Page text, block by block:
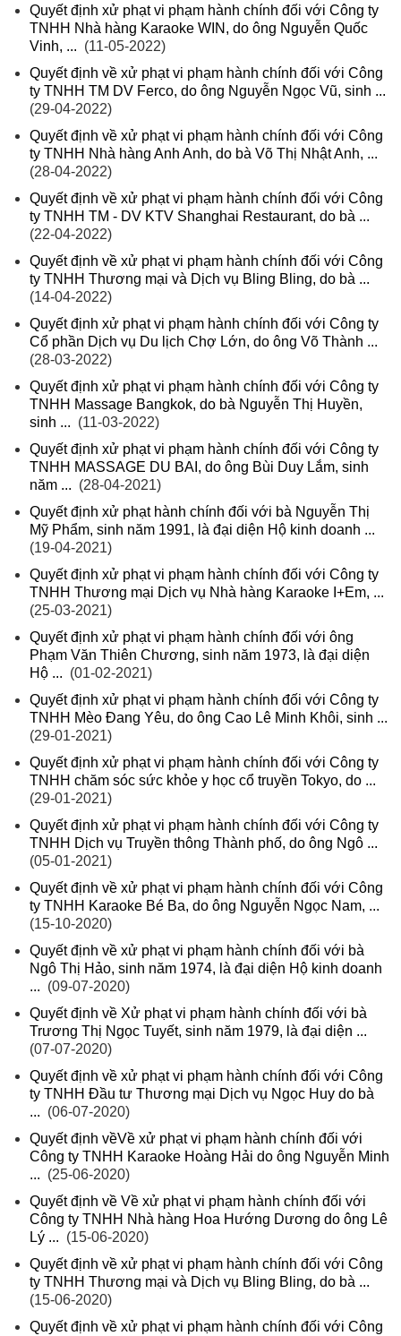
Quyết định xử phạt vi phạm hành chính đối với Công ty
TNHH Nhà hàng Karaoke WIN, do ông Nguyễn Quốc
Vinh, ... (11-05-2022)
Quyết định về xử phạt vi phạm hành chính đối với Công
ty TNHH TM DV Ferco, do ông Nguyễn Ngọc Vũ, sinh ...
(29-04-2022)
Quyết định về xử phạt vi phạm hành chính đối với Công
ty TNHH Nhà hàng Anh Anh, do bà Võ Thị Nhật Anh, ...
(28-04-2022)
Quyết định về xử phạt vi phạm hành chính đối với Công
ty TNHH TM - DV KTV Shanghai Restaurant, do bà ...
(22-04-2022)
Quyết định về xử phạt vi phạm hành chính đối với Công
ty TNHH Thương mại và Dịch vụ Bling Bling, do bà ...
(14-04-2022)
Quyết định xử phạt vi phạm hành chính đối với Công ty
Cổ phần Dịch vụ Du lịch Chợ Lớn, do ông Võ Thành ...
(28-03-2022)
Quyết định xử phạt vi phạm hành chính đối với Công ty
TNHH Massage Bangkok, do bà Nguyễn Thị Huyền,
sinh ... (11-03-2022)
Quyết định xử phạt vi phạm hành chính đối với Công ty
TNHH MASSAGE DU BAI, do ông Bùi Duy Lắm, sinh
năm ... (28-04-2021)
Quyết định xử phạt hành chính đối với bà Nguyễn Thị
Mỹ Phẩm, sinh năm 1991, là đại diện Hộ kinh doanh ...
(19-04-2021)
Quyết định xử phạt vi phạm hành chính đối với Công ty
TNHH Thương mại Dịch vụ Nhà hàng Karaoke I+Em, ...
(25-03-2021)
Quyết định xử phạt vi phạm hành chính đối với ông
Phạm Văn Thiên Chương, sinh năm 1973, là đại diện
Hộ ... (01-02-2021)
Quyết định xử phạt vi phạm hành chính đối với Công ty
TNHH Mèo Đang Yêu, do ông Cao Lê Minh Khôi, sinh ...
(29-01-2021)
Quyết định xử phạt vi phạm hành chính đối với Công ty
TNHH chăm sóc sức khỏe y học cổ truyền Tokyo, do ...
(29-01-2021)
Quyết định xử phạt vi phạm hành chính đối với Công ty
TNHH Dịch vụ Truyền thông Thành phố, do ông Ngô ...
(05-01-2021)
Quyết định về xử phạt vi phạm hành chính đối với Công
ty TNHH Karaoke Bé Ba, do ông Nguyễn Ngọc Nam, ...
(15-10-2020)
Quyết định về xử phạt vi phạm hành chính đối với bà
Ngô Thị Hảo, sinh năm 1974, là đại diện Hộ kinh doanh
... (09-07-2020)
Quyết định về Xử phạt vi phạm hành chính đối với bà
Trương Thị Ngọc Tuyết, sinh năm 1979, là đại diện ...
(07-07-2020)
Quyết định về xử phạt vi phạm hành chính đối với Công
ty TNHH Đầu tư Thương mại Dịch vụ Ngọc Huy do bà
... (06-07-2020)
Quyết định vềVề xử phạt vi phạm hành chính đối với
Công ty TNHH Karaoke Hoàng Hải do ông Nguyễn Minh
... (25-06-2020)
Quyết định về Về xử phạt vi phạm hành chính đối với
Công ty TNHH Nhà hàng Hoa Hướng Dương do ông Lê
Lý ... (15-06-2020)
Quyết định về xử phạt vi phạm hành chính đối với Công
ty TNHH Thương mại và Dịch vụ Bling Bling, do bà ...
(15-06-2020)
Quyết định về xử phạt vi phạm hành chính đối với Công